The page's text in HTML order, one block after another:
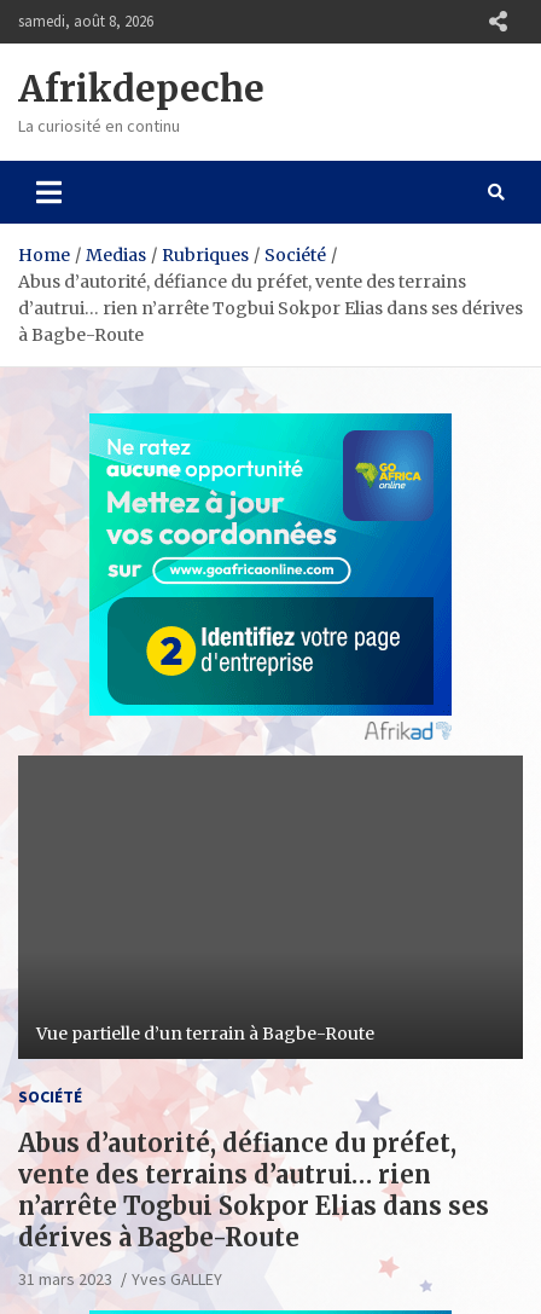
to
samedi, août 8, 2026
Afrikdepeche
La curiosité en continu
Home Medias Rubriques
Société
Abus d’autorité, défiance du préfet, vente des terrains
d’autrui… rien n’arrête Togbui Sokpor Elias dans ses dérives
à Bagbe-Route
Vue partielle d’un terrain à Bagbe-Route
SOCIÉTÉ
Abus d’autorité, défiance du préfet,
vente des terrains d’autrui… rien
n’arrête Togbui Sokpor Elias dans ses
dérives à Bagbe-Route
31 mars 2023 Yves GALLEY